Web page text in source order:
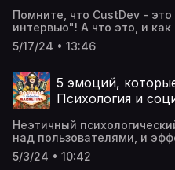
https://www.youtube.com/
https://www.instagram.com/
https://dzen.ru/v_kobilinskaya
Помните, что CustDev -
интервью"! А что это, и
опросы, и составлять
выпуске. Ведущая -
https://t.me/
https://vk.com/
https://www.youtube.com/
https://dzen.ru/
5/17/24 • 13:46
5 эмоций,
Психология и
Неэтичный
над пользователями, и
который мы постоянно
Виктория Кобилинская.
5/3/24 • 10:42